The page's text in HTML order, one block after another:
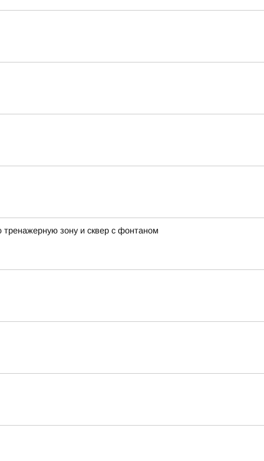
зону и сквер с фонтаном